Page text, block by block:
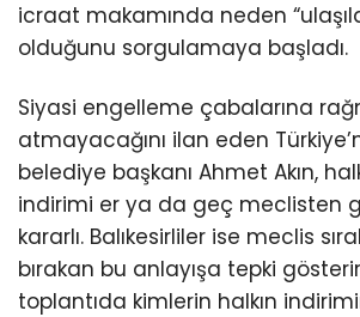
icraat makamında neden
olduğunu sorgulamaya başladı.
Siyasi engelleme çabalarına
atmayacağını ilan eden
belediye başkanı Ahmet Akın,
indirimi er ya da geç meclisten
kararlı. Balıkesirliler ise meclis
bırakan bu anlayışa tepki
toplantıda kimlerin halkın